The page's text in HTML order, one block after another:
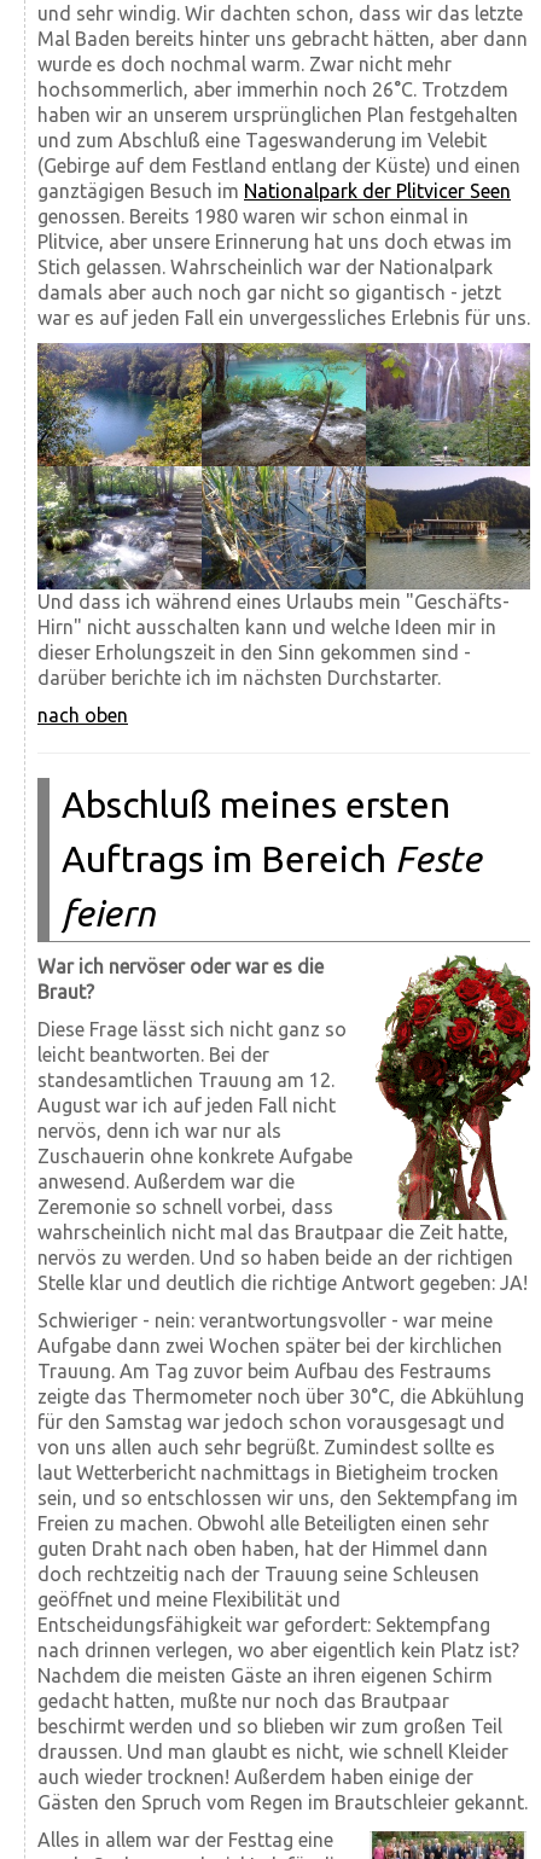
und sehr windig. Wir dachten schon, dass wir das letzte
Mal Baden bereits hinter uns gebracht hätten, aber dann
wurde es doch nochmal warm. Zwar nicht mehr
hochsommerlich, aber immerhin noch 26°C. Trotzdem
haben wir an unserem ursprünglichen Plan festgehalten
und zum Abschluß eine Tageswanderung im Velebit
(Gebirge auf dem Festland entlang der Küste) und einen
ganztägigen Besuch im Nationalpark der Plitvicer Seen
genossen. Bereits 1980 waren wir schon einmal in
Plitvice, aber unsere Erinnerung hat uns doch etwas im
Stich gelassen. Wahrscheinlich war der Nationalpark
damals aber auch noch gar nicht so gigantisch - jetzt
war es auf jeden Fall ein unvergessliches Erlebnis für uns.
Und dass ich während eines Urlaubs mein "Geschäfts-
Hirn" nicht ausschalten kann und welche Ideen mir in
dieser Erholungszeit in den Sinn gekommen sind -
darüber berichte ich im nächsten Durchstarter.
nach oben
Abschluß meines ersten
Auftrags im Bereich Feste
feiern
War ich nervöser oder war es die
Braut?
Diese Frage lässt sich nicht ganz so
leicht beantworten. Bei der
standesamtlichen Trauung am 12.
August war ich auf jeden Fall nicht
nervös, denn ich war nur als
Zuschauerin ohne konkrete Aufgabe
anwesend. Außerdem war die
Zeremonie so schnell vorbei, dass
wahrscheinlich nicht mal das Brautpaar die Zeit hatte,
nervös zu werden. Und so haben beide an der richtigen
Stelle klar und deutlich die richtige Antwort gegeben: JA!
Schwieriger - nein: verantwortungsvoller - war meine
Aufgabe dann zwei Wochen später bei der kirchlichen
Trauung. Am Tag zuvor beim Aufbau des Festraums
zeigte das Thermometer noch über 30°C, die Abkühlung
für den Samstag war jedoch schon vorausgesagt und
von uns allen auch sehr begrüßt. Zumindest sollte es
laut Wetterbericht nachmittags in Bietigheim trocken
sein, und so entschlossen wir uns, den Sektempfang im
Freien zu machen. Obwohl alle Beteiligten einen sehr
guten Draht nach oben haben, hat der Himmel dann
doch rechtzeitig nach der Trauung seine Schleusen
geöffnet und meine Flexibilität und
Entscheidungsfähigkeit war gefordert: Sektempfang
nach drinnen verlegen, wo aber eigentlich kein Platz ist?
Nachdem die meisten Gäste an ihren eigenen Schirm
gedacht hatten, mußte nur noch das Brautpaar
beschirmt werden und so blieben wir zum großen Teil
draussen. Und man glaubt es nicht, wie schnell Kleider
auch wieder trocknen! Außerdem haben einige der
Gästen den Spruch vom Regen im Brautschleier gekannt.
Alles in allem war der Festtag eine